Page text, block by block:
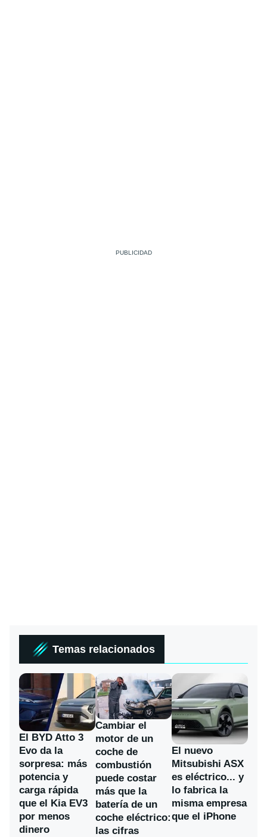
Temas relacionados
El BYD Atto 3
Evo da la
sorpresa: más
potencia y
carga rápida
que el Kia EV3
por menos
dinero
Cambiar el
motor de un
coche de
combustión
puede costar
más que la
batería de un
coche eléctrico:
las cifras
El nuevo
Mitsubishi ASX
es eléctrico... y
lo fabrica la
misma empresa
que el iPhone